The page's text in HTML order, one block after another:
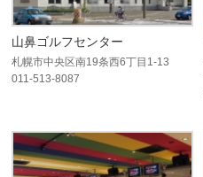
山鼻ゴルフセンター
札幌市中央区南19条西6丁目1-13
011-513-8087